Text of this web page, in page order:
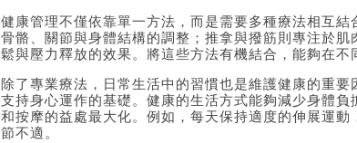
健康管理不僅依靠單一方法，而是需要多種療法相互
骨骼、關節與身體結構的調整；推拿與撥筋則專注於
鬆與壓力釋放的效果。將這些方法有機結合，能夠在不
除了專業療法，日常生活中的習慣也是維護健康的重
支持身心運作的基礎。健康的生活方式能夠減少身體
和按摩的益處最大化。例如，每天保持適度的伸展運
節不適。